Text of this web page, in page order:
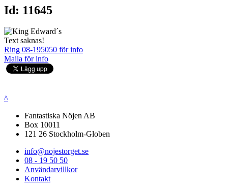
Id: 11645
Text saknas!
Ring 08-195050 för info
Maila för info
^
Fantastiska Nöjen AB
Box 10011
121 26 Stockholm-Globen
info@nojestorget.se
08 - 19 50 50
Användarvillkor
Kontakt